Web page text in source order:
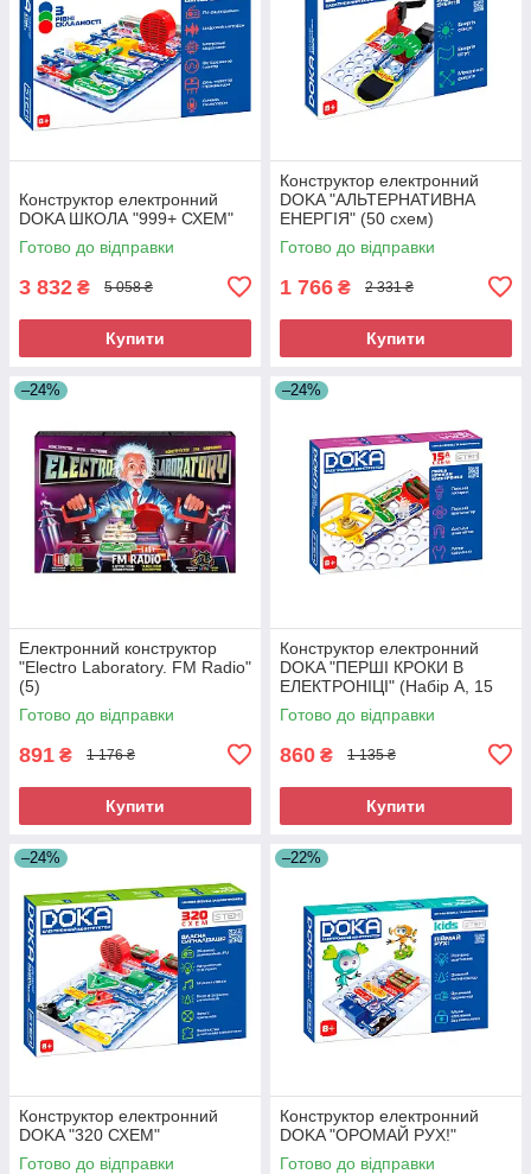
Конструктор електронний
DOKA ШКОЛА "999+ СХЕМ"
Готово до відправки
3 832 ₴ 5 058 ₴
Купити
Конструктор електронний
DOKA "АЛЬТЕРНАТИВНА
ЕНЕРГІЯ" (50 схем)
Готово до відправки
1 766 ₴ 2 331 ₴
Купити
–24%
Електронний конструктор
"Electro Laboratory. FM Radio"
(5)
Готово до відправки
891 ₴ 1 176 ₴
Купити
–24%
Конструктор електронний
DOKA "ПЕРШІ КРОКИ В
ЕЛЕКТРОНІЦІ" (Набір А, 15
схем)
Готово до відправки
860 ₴ 1 135 ₴
Купити
–24%
Конструктор електронний
DOKA "320 СХЕМ"
Готово до відправки
–22%
Конструктор електронний
DOKA "ОРОМАЙ РУХ!"
Готово до відправки